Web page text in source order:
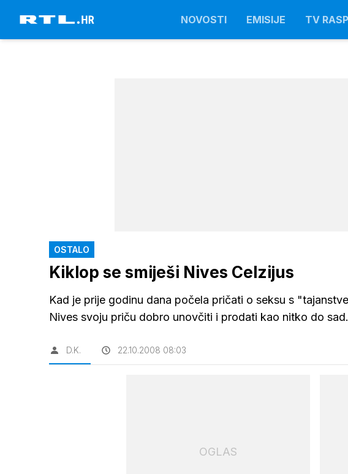
NOVOSTI EMISIJE TV
OSTALO
Kiklop se smiješi Nives Celzijus
Kad je prije godinu dana počela pričati o seksu s
Nives svoju priču dobro unovčiti i prodati kao nitko do sad.
D.K. 22.10.2008 08:03
OGLAS